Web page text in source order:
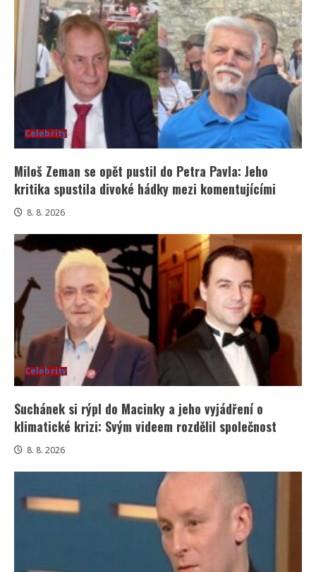
Celebrity
Miloš Zeman se opět pustil do Petra Pavla: Jeho
kritika spustila divoké hádky mezi komentujícími
8. 8. 2026
Celebrity
Suchánek si rýpl do Macinky a jeho vyjádření o
klimatické krizi: Svým videem rozdělil společnost
8. 8. 2026